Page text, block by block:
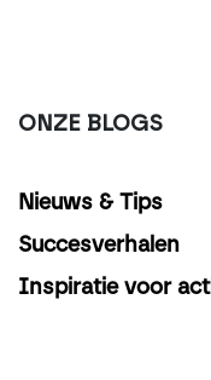
ONZE BLOGS
Nieuws & Tips
Succesverhalen
Inspiratie voor